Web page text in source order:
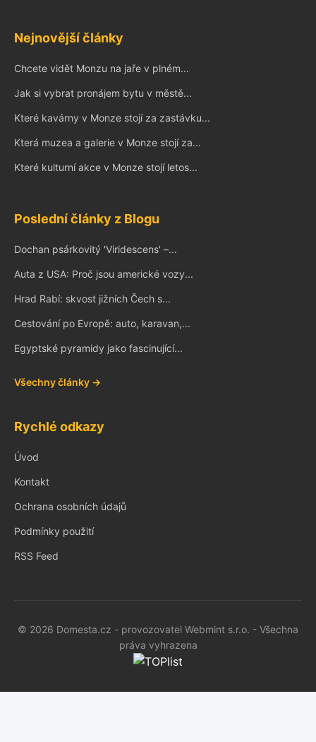
Nejnovější články
Chcete vidět Monzu na jaře v plném...
Jak si vybrat pronájem bytu v městě...
Které kavárny v Monze stojí za zastávku...
Která muzea a galerie v Monze stojí za...
Které kulturní akce v Monze stojí letos...
Poslední články z Blogu
Dochan psárkovitý 'Viridescens' –...
Auta z USA: Proč jsou americké vozy...
Hrad Rabí: skvost jižních Čech s...
Cestování po Evropě: auto, karavan,...
Egyptské pyramidy jako fascinující...
Všechny články →
Rychlé odkazy
Úvod
Kontakt
Ochrana osobních údajů
Podmínky použití
RSS Feed
© 2026 Domesta.cz - provozovatel Webmint s.r.o. - Všechna
práva vyhrazena